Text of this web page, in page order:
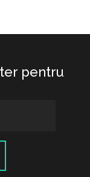
pentru